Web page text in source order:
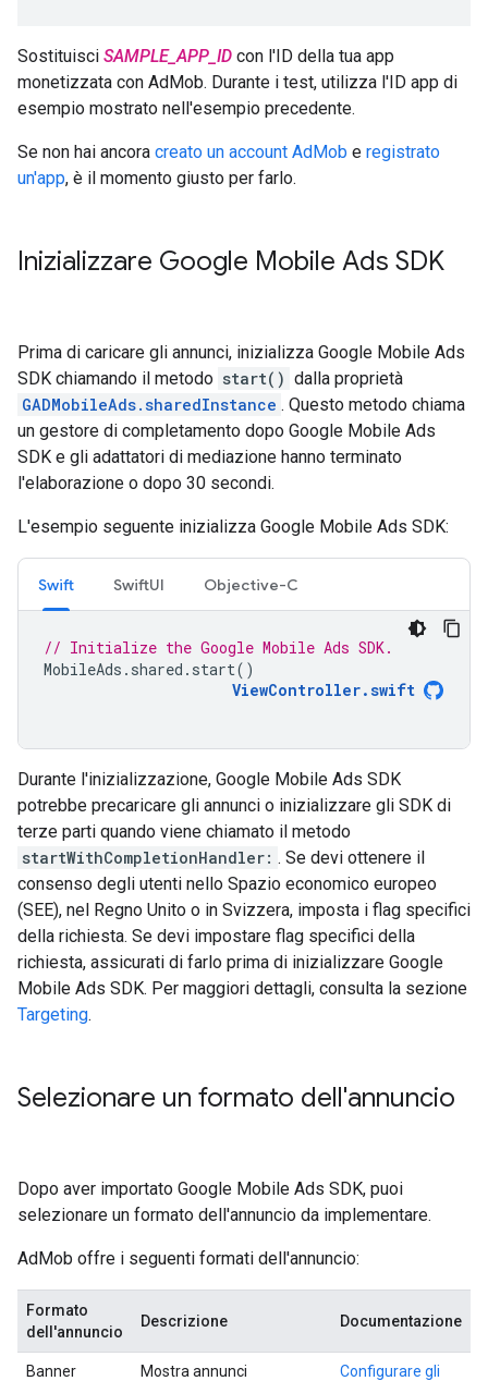
Sostituisci SAMPLE_APP_ID con l'ID della tua app
monetizzata con AdMob. Durante i test, utilizza l'ID app di
esempio mostrato nell'esempio precedente.
Se non hai ancora creato un account AdMob e registrato
un'app, è il momento giusto per farlo.
Inizializzare Google Mobile Ads SDK
Prima di caricare gli annunci, inizializza Google Mobile Ads
SDK chiamando il metodo start() dalla proprietà
GADMobileAds.sharedInstance . Questo metodo chiama
un gestore di completamento dopo Google Mobile Ads
SDK e gli adattatori di mediazione hanno terminato
l'elaborazione o dopo 30 secondi.
L'esempio seguente inizializza Google Mobile Ads SDK:
Swift SwiftUI Objective-C
// Initialize the Google Mobile Ads SDK.
MobileAds . shared . start()
ViewController.swift
Durante l'inizializzazione, Google Mobile Ads SDK
potrebbe precaricare gli annunci o inizializzare gli SDK di
terze parti quando viene chiamato il metodo
startWithCompletionHandler: . Se devi ottenere il
consenso degli utenti nello Spazio economico europeo
(SEE), nel Regno Unito o in Svizzera, imposta i flag specifici
della richiesta. Se devi impostare flag specifici della
richiesta, assicurati di farlo prima di inizializzare Google
Mobile Ads SDK. Per maggiori dettagli, consulta la sezione
Targeting.
Selezionare un formato dell'annuncio
Dopo aver importato Google Mobile Ads SDK, puoi
selezionare un formato dell'annuncio da implementare.
AdMob offre i seguenti formati dell'annuncio:
Formato
dell'annuncio
Descrizione Documentazione
Banner Mostra annunci Configurare gli